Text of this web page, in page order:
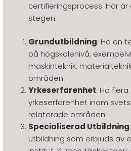
certifieringsprocess. Här
stegen:
Grundutbildning: Ha en
på högskolenivå,
maskinteknik,
områden.
Yrkeserfarenhet: Ha flera
yrkeserfarenhet inom
relaterade områden.
Specialiserad Utbildning
utbildning som erbjuds av